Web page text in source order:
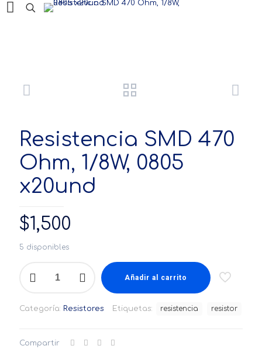
Resistencia SMD 470
Ohm, 1/8W, 0805
x20und
$1,500
5 disponibles
1/8W,
cantidad
Añadir al carrito
Categoría: Resistores Etiquetas: resistencia resistor
Compartir